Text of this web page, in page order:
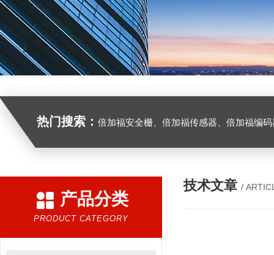
热门搜索： 倍加福安全栅、倍加福传感器、倍加福编码器、倍加福超声波传感器、松下伺服驱动器、松下伺
产品分类
PRODUCT CATEGORY
技术文章 /